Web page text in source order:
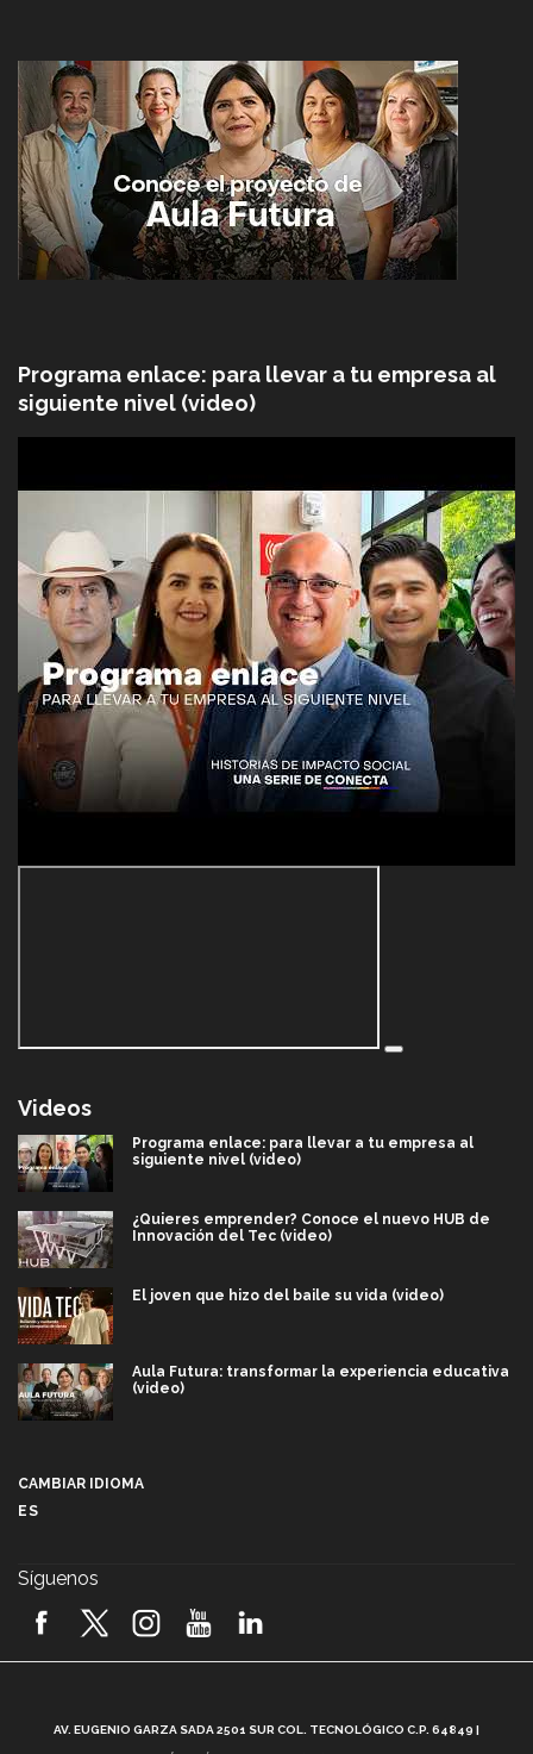
Programa enlace: para llevar a tu empresa al
siguiente nivel (video)
Videos
Programa enlace: para llevar a tu empresa al
siguiente nivel (video)
¿Quieres emprender? Conoce el nuevo HUB de
Innovación del Tec (video)
El joven que hizo del baile su vida (video)
Aula Futura: transformar la experiencia educativa
(video)
2026! (video)
CAMBIAR IDIOMA
ES
Síguenos
AV. EUGENIO GARZA SADA 2501 SUR COL. TECNOLÓGICO C.P. 64849 |